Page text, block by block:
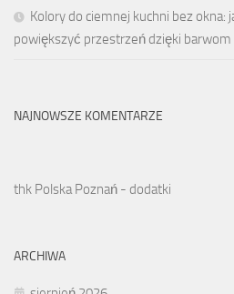
Kolory do ciemnej kuchni bez okna:
powiększyć przestrzeń dzięki
NAJNOWSZE KOMENTARZE
thk Polska Poznań - dodatki
ARCHIWA